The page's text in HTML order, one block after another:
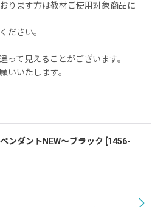
ります方は教材ご使用対象商品に
ださい。
って見えることがございます。
いいたします。
ンダントNEW〜ブラック 1456-